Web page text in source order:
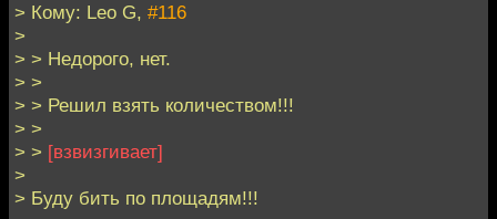
> Кому: Leo G, #116
>
> > Недорого, нет.
> >
> > Решил взять количеством!!!
> >
> > [взвизгивает]
>
> Буду бить по площадям!!!